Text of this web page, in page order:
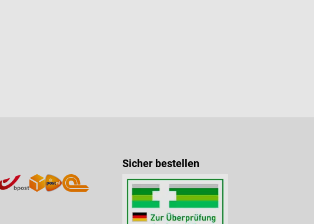
Sicher bestellen